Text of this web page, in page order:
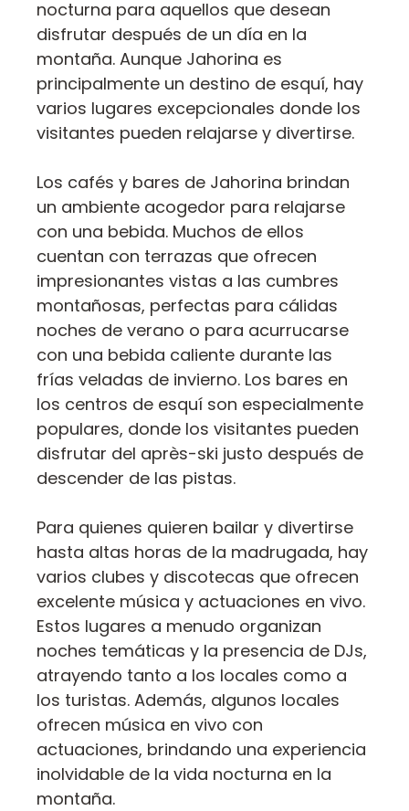
nocturna para aquellos que desean
disfrutar después de un día en la
montaña. Aunque Jahorina es
principalmente un destino de esquí, hay
varios lugares excepcionales donde los
visitantes pueden relajarse y divertirse.
Los cafés y bares de Jahorina brindan
un ambiente acogedor para relajarse
con una bebida. Muchos de ellos
cuentan con terrazas que ofrecen
impresionantes vistas a las cumbres
montañosas, perfectas para cálidas
noches de verano o para acurrucarse
con una bebida caliente durante las
frías veladas de invierno. Los bares en
los centros de esquí son especialmente
populares, donde los visitantes pueden
disfrutar del après-ski justo después de
descender de las pistas.
Para quienes quieren bailar y divertirse
hasta altas horas de la madrugada, hay
varios clubes y discotecas que ofrecen
excelente música y actuaciones en vivo.
Estos lugares a menudo organizan
noches temáticas y la presencia de DJs,
atrayendo tanto a los locales como a
los turistas. Además, algunos locales
ofrecen música en vivo con
actuaciones, brindando una experiencia
inolvidable de la vida nocturna en la
montaña.